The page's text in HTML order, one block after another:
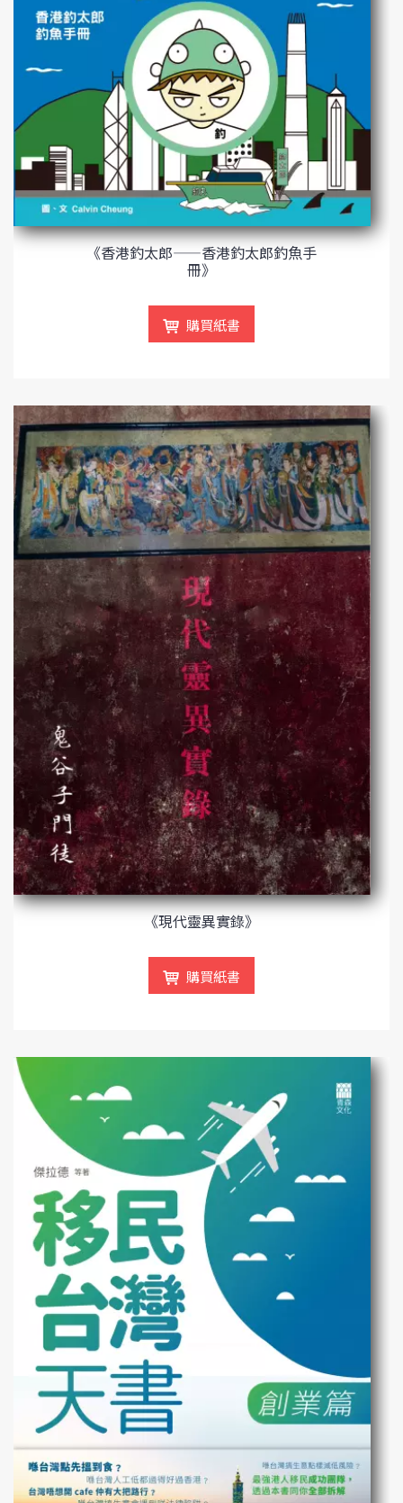
《香港釣太郎——香港釣太郎釣魚手
冊》
購買紙書
《現代靈異實錄》
購買紙書